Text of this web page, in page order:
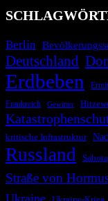
Berlin
Deutschland
Erdbeben
Frankreich Gewitter
kritische Infrastruktur
Russland
Straße von
Ukraine